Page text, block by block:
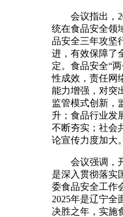
会议指出，
统在食品安全领
品安全三年攻坚
进，有效保障了
定。食品安全“
性成效，责任网
能力增强，对突
监管模式创新，
升；食品行业发
不断夯实；社会
论宣传力度加大。
会议强调，开
是深入贯彻落实
委食品安全工作
2025年是辽宁全
决胜之年，实施